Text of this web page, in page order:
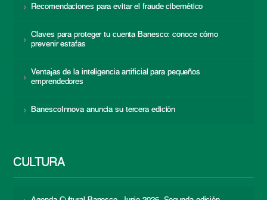
Recomendaciones para evitar el fraude cibernético
Claves para proteger tu cuenta Banesco: conoce cómo
prevenir estafas
Ventajas de la inteligencia artificial para pequeños
emprendedores
BanescoInnova anuncia su tercera edición
CULTURA